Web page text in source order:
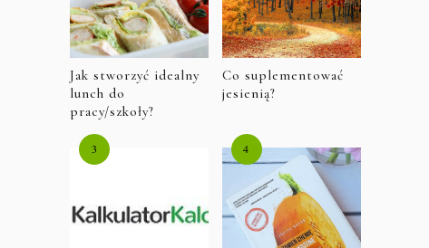
Jak stworzyć idealny
lunch do
pracy/szkoły?
Co suplementować
jesienią?